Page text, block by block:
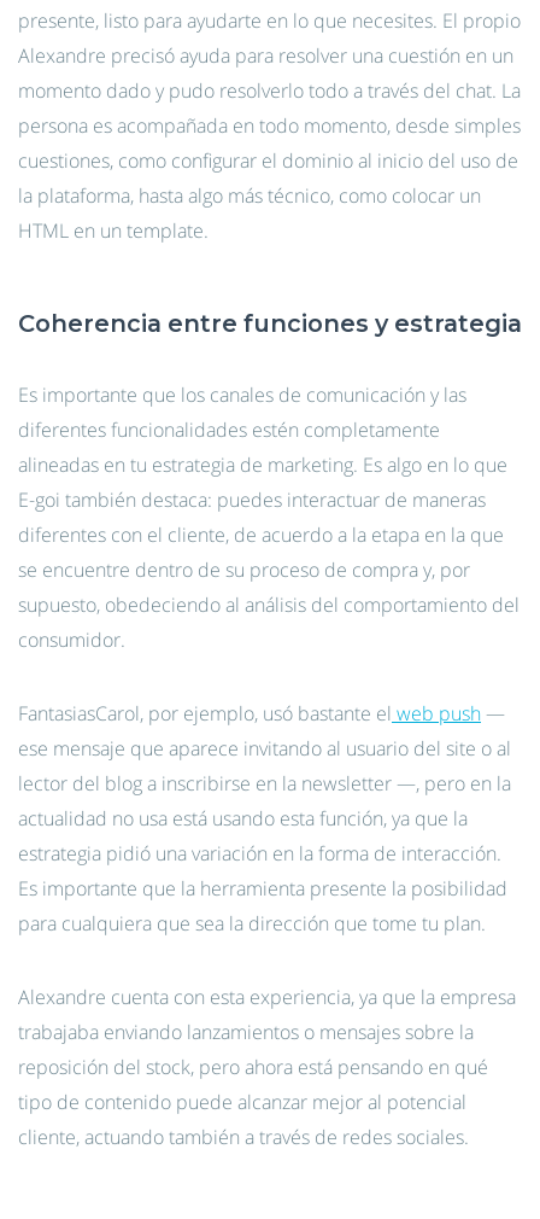
presente, listo para ayudarte en lo que necesites. El propio
Alexandre precisó ayuda para resolver una cuestión en un
momento dado y pudo resolverlo todo a través del chat. La
persona es acompañada en todo momento, desde simples
cuestiones, como configurar el dominio al inicio del uso de
la plataforma, hasta algo más técnico, como colocar un
HTML en un template.
Coherencia entre funciones y estrategia
Es importante que los canales de comunicación y las
diferentes funcionalidades estén completamente
alineadas en tu estrategia de marketing. Es algo en lo que
E-goi también destaca: puedes interactuar de maneras
diferentes con el cliente, de acuerdo a la etapa en la que
se encuentre dentro de su proceso de compra y, por
supuesto, obedeciendo al análisis del comportamiento del
consumidor.
FantasiasCarol, por ejemplo, usó bastante el web push—
ese mensaje que aparece invitando al usuario del site o al
lector del blog a inscribirse en la newsletter —, pero en la
actualidad no usa está usando esta función, ya que la
estrategia pidió una variación en la forma de interacción.
Es importante que la herramienta presente la posibilidad
para cualquiera que sea la dirección que tome tu plan.
Alexandre cuenta con esta experiencia, ya que la empresa
trabajaba enviando lanzamientos o mensajes sobre la
reposición del stock, pero ahora está pensando en qué
tipo de contenido puede alcanzar mejor al potencial
cliente, actuando también a través de redes sociales.